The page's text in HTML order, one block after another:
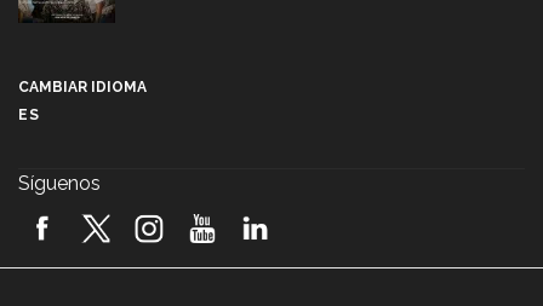
2026! (video)
CAMBIAR IDIOMA
ES
Síguenos